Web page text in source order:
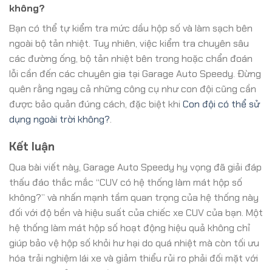
không?
Bạn có thể tự kiểm tra mức dầu hộp số và làm sạch bên
ngoài bộ tản nhiệt. Tuy nhiên, việc kiểm tra chuyên sâu
các đường ống, bộ tản nhiệt bên trong hoặc chẩn đoán
lỗi cần đến các chuyên gia tại Garage Auto Speedy. Đừng
quên rằng ngay cả những công cụ như con đội cũng cần
được bảo quản đúng cách, đặc biệt khi Con đội có thể sử
dụng ngoài trời không?.
Kết luận
Qua bài viết này, Garage Auto Speedy hy vọng đã giải đáp
thấu đáo thắc mắc “CUV có hệ thống làm mát hộp số
không?” và nhấn mạnh tầm quan trọng của hệ thống này
đối với độ bền và hiệu suất của chiếc xe CUV của bạn. Một
hệ thống làm mát hộp số hoạt động hiệu quả không chỉ
giúp bảo vệ hộp số khỏi hư hại do quá nhiệt mà còn tối ưu
hóa trải nghiệm lái xe và giảm thiểu rủi ro phải đối mặt với